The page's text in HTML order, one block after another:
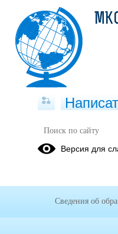
РасписаниеВерсия для
Сведения об